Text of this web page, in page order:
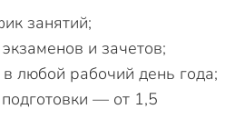
занятий;
и зачетов;
любой рабочий день года;
— от 1,5